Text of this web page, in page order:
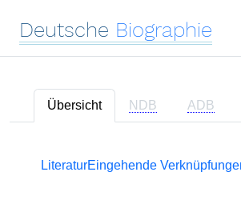
Deutsche Biographie
Übersicht NDB ADB
LiteraturEingehende